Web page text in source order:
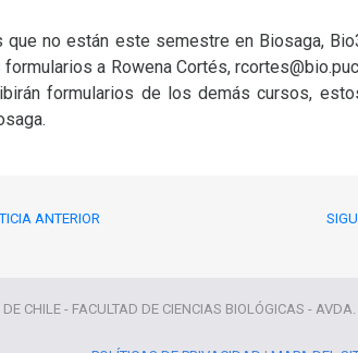
que no están este semestre en Biosaga,
a Rowena Cortés,
formularios de los demás cursos,
ANTERIOR
CHILE - FACULTAD DE CIENCIAS BIOLÓGICAS -